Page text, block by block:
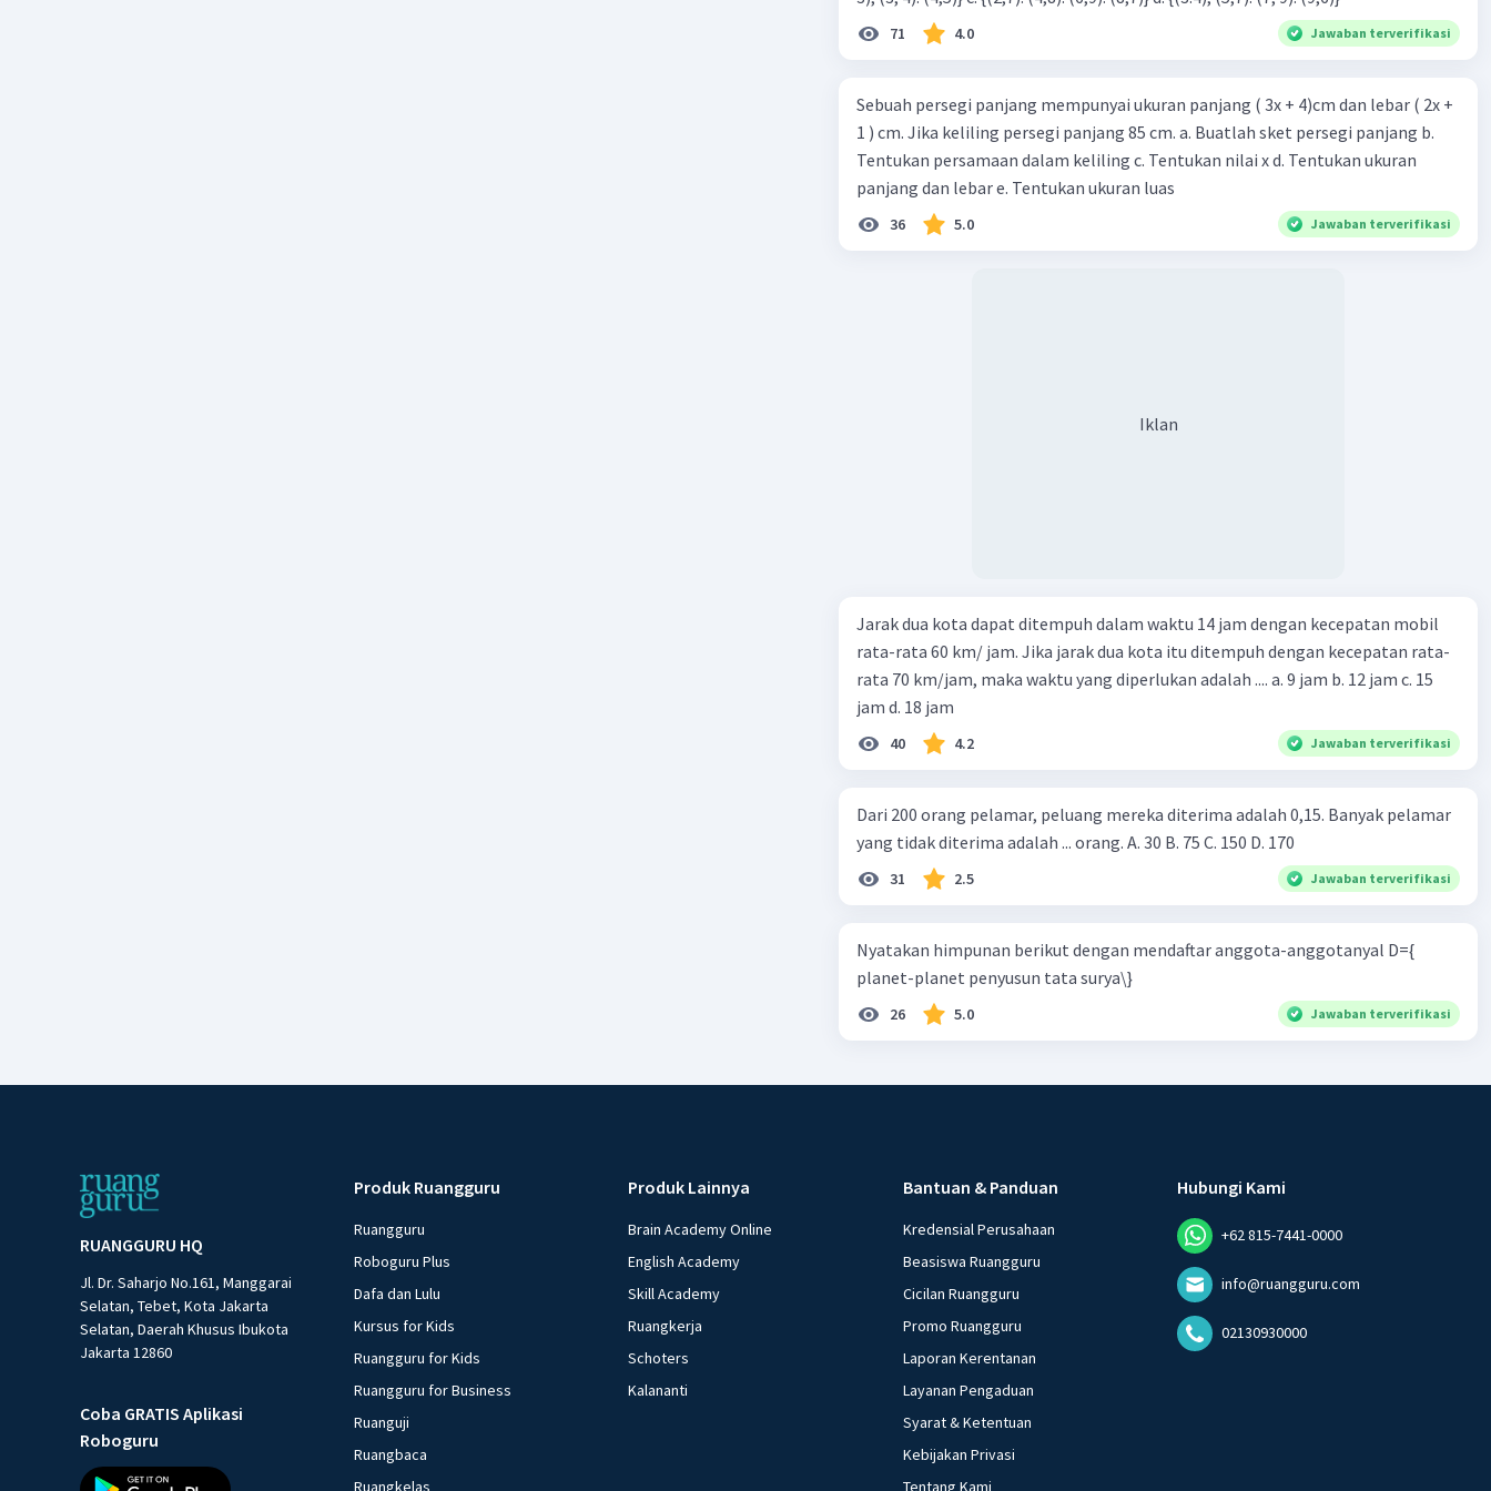
71 4.0 Jawaban terverifikasi
Sebuah persegi panjang mempunyai ukuran panjang ( 3x + 4)cm dan lebar ( 2x +
1 ) cm. Jika keliling persegi panjang 85 cm. a. Buatlah sket persegi panjang b.
Tentukan persamaan dalam keliling c. Tentukan nilai x d. Tentukan ukuran
panjang dan lebar e. Tentukan ukuran luas
36 5.0 Jawaban terverifikasi
Iklan
Jarak dua kota dapat ditempuh dalam waktu 14 jam dengan kecepatan mobil
rata-rata 60 km/ jam. Jika jarak dua kota itu ditempuh dengan kecepatan rata-
rata 70 km/jam, maka waktu yang diperlukan adalah .... a. 9 jam b. 12 jam c. 15
jam d. 18 jam
40 4.2 Jawaban terverifikasi
Dari 200 orang pelamar, peluang mereka diterima adalah 0,15. Banyak pelamar
yang tidak diterima adalah ... orang. A. 30 B. 75 C. 150 D. 170
31 2.5 Jawaban terverifikasi
Nyatakan himpunan berikut dengan mendaftar anggota-anggotanyal D={
planet-planet penyusun tata surya\}
26 5.0 Jawaban terverifikasi
RUANGGURU HQ
Jl. Dr. Saharjo No.161, Manggarai
Selatan, Tebet, Kota Jakarta
Selatan, Daerah Khusus Ibukota
Jakarta 12860
Coba GRATIS Aplikasi
Roboguru
Produk Ruangguru
Ruangguru
Roboguru Plus
Dafa dan Lulu
Kursus for Kids
Ruangguru for Kids
Ruangguru for Business
Ruanguji
Ruangbaca
Ruangkelas
Produk Lainnya
Brain Academy Online
English Academy
Skill Academy
Ruangkerja
Schoters
Kalananti
Bantuan & Panduan
Kredensial Perusahaan
Beasiswa Ruangguru
Cicilan Ruangguru
Promo Ruangguru
Laporan Kerentanan
Layanan Pengaduan
Syarat & Ketentuan
Kebijakan Privasi
Tentang Kami
Hubungi Kami
+62 815-7441-0000
info@ruangguru.com
02130930000